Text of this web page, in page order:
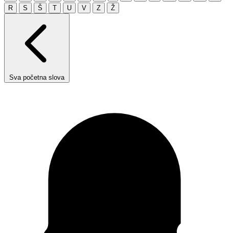
R
S Š T U V Z Ž
Sva početna slova